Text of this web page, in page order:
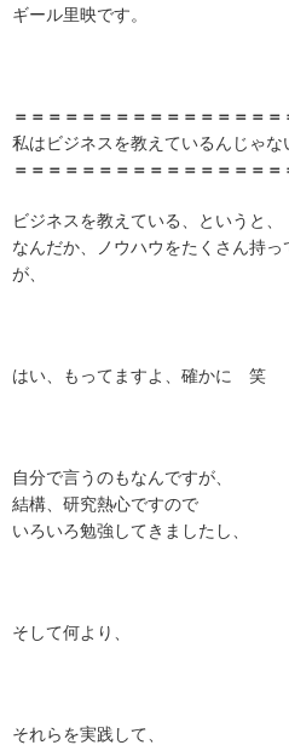
ギール里映です。
＝＝＝ ＝＝＝＝＝＝＝＝＝＝＝＝＝
私はビジネスを教えているんじゃな
＝＝＝＝＝＝＝＝＝＝＝＝＝＝＝＝
ビジネスを教えている、というと、
なんだか、ノウハウをたくさん持
が、
はい、もってますよ、確かに 笑
自分で言うのもなんですが、
結構、研究熱心ですので
いろいろ勉強してきましたし、
そして何より、
それらを実践して、